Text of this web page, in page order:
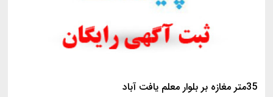
35متر مغازه بر بلوار معلم یافت آباد